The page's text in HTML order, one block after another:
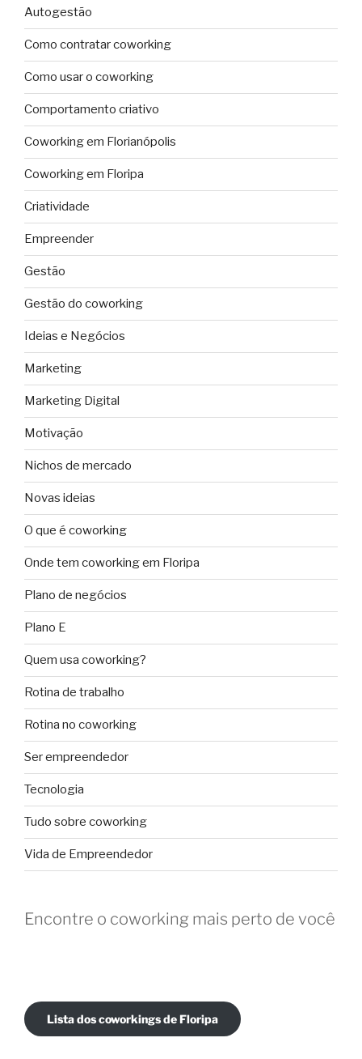
Autogestão
Como contratar coworking
Como usar o coworking
Comportamento criativo
Coworking em Florianópolis
Coworking em Floripa
Criatividade
Empreender
Gestão
Gestão do coworking
Ideias e Negócios
Marketing
Marketing Digital
Motivação
Nichos de mercado
Novas ideias
O que é coworking
Onde tem coworking em Floripa
Plano de negócios
Plano E
Quem usa coworking?
Rotina de trabalho
Rotina no coworking
Ser empreendedor
Tecnologia
Tudo sobre coworking
Vida de Empreendedor
Encontre o coworking mais perto de você
Lista dos coworkings de Floripa